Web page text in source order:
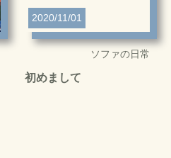
2020/11/01
ソファの日常
初めまして